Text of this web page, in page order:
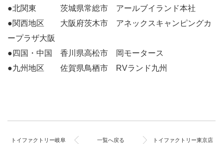
●北関東 茨城県常総市 アールブイランド本社
●関西地区 大阪府茨木市 アネックスキャンピングカ
ープラザ大阪
●四国・中国 香川県高松市 岡モータース
●九州地区 佐賀県鳥栖市 RVランド九州
トイファクトリー岐阜
一覧へ戻る
トイファクトリー東京店